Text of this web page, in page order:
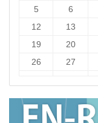
5
6
12
13
19
20
26
27